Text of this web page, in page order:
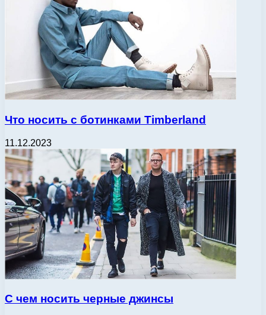
Что носить с ботинками Timberland
11.12.2023
С чем носить черные джинсы